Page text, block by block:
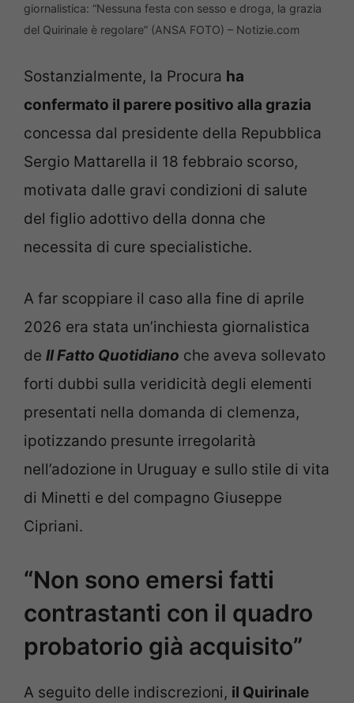
giornalistica: “Nessuna festa con sesso e droga, la grazia
del Quirinale è regolare” (ANSA FOTO) – Notizie.com
Sostanzialmente, la Procura ha
confermato il parere positivo alla grazia
concessa dal presidente della Repubblica
Sergio Mattarella il 18 febbraio scorso,
motivata dalle gravi condizioni di salute
del figlio adottivo della donna che
necessita di cure specialistiche.
A far scoppiare il caso alla fine di aprile
2026 era stata un’inchiesta giornalistica
de Il Fatto Quotidiano che aveva sollevato
forti dubbi sulla veridicità degli elementi
presentati nella domanda di clemenza,
ipotizzando presunte irregolarità
nell’adozione in Uruguay e sullo stile di vita
di Minetti e del compagno Giuseppe
Cipriani.
“Non sono emersi fatti
contrastanti con il quadro
probatorio già acquisito”
A seguito delle indiscrezioni, il Quirinale